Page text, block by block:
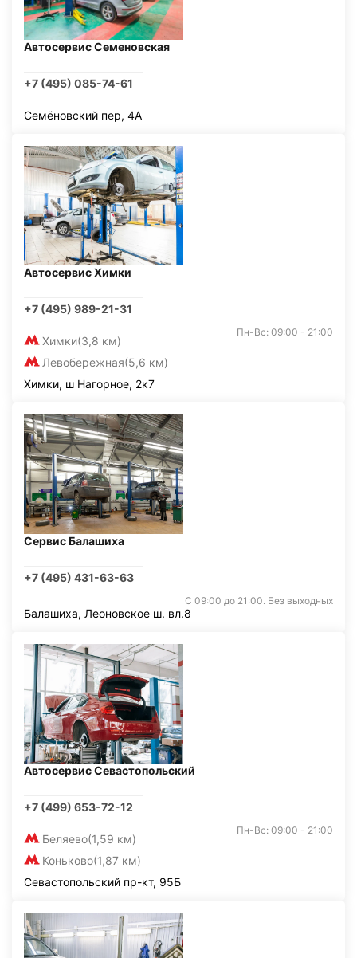
Автосервис Семеновская
+7 (495) 085-74-61
Семёновский пер, 4А
Автосервис Химки
+7 (495) 989-21-31
Химки(3,8 км)
Левобережная(5,6 км)
Пн-Вс: 09:00 - 21:00
Химки, ш Нагорное, 2к7
Сервис Балашиха
+7 (495) 431-63-63
С 09:00 до 21:00. Без выходных
Балашиха, Леоновское ш. вл.8
Автосервис Севастопольский
+7 (499) 653-72-12
Беляево(1,59 км)
Коньково(1,87 км)
Пн-Вс: 09:00 - 21:00
Севастопольский пр-кт, 95Б